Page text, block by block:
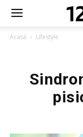
Acasă Lifestyle